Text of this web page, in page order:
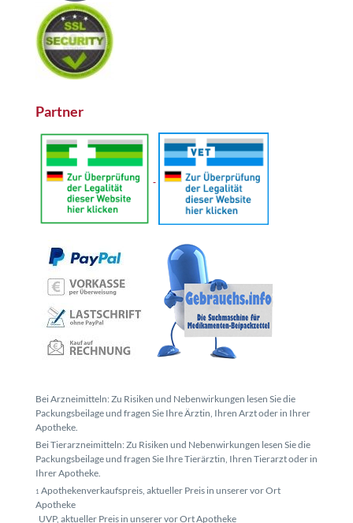
Partner
Bei Arzneimitteln: Zu Risiken und Nebenwirkungen lesen Sie die
Packungsbeilage und fragen Sie Ihre Ärztin, Ihren Arzt oder in Ihrer
Apotheke.
Bei Tierarzneimitteln: Zu Risiken und Nebenwirkungen lesen Sie die
Packungsbeilage und fragen Sie Ihre Tierärztin, Ihren Tierarzt oder in
Ihrer Apotheke.
1 Apothekenverkaufspreis, aktueller Preis in unserer vor Ort
Apotheke
UVP, aktueller Preis in unserer vor Ort Apotheke